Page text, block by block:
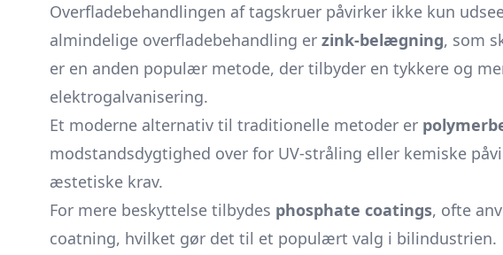
Overfladebehandlingen af tagskruer påvirker ikke kun
almindelige overfladebehandling er zink-belægning, som
er en anden populær metode, der tilbyder en tykkere og
elektrogalvanisering.
Et moderne alternativ til traditionelle metoder er
modstandsdygtighed over for UV-stråling eller kemiske
æstetiske krav.
For mere beskyttelse tilbydes phosphate coatings, ofte
coatning, hvilket gør det til et populært valg i bilindustrien.